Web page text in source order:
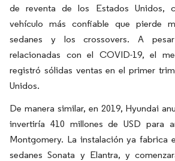
de reventa de los Estados Unidos,
vehículo más confiable que pierde
sedanes y los crossovers. A
relacionadas con el COVID-19, el
registró sólidas ventas en el primer
Unidos.
De manera similar, en 2019, Hyundai
invertiría 410 millones de USD para
Montgomery. La instalación ya fabrica
sedanes Sonata y Elantra, y